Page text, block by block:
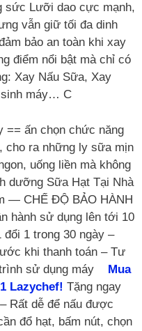
sức Lưỡi dao cực mạnh,
vẫn giữ tối đa dinh
bảo an toàn khi xay
điểm nổi bật mà chỉ có
Xay Nấu Sữa, Xay
sinh máy… C
== ấn chọn chức năng
cho ra những ly sữa mịn
uống liền mà không
dưỡng Sữa Hạt Tại Nhà
— CHẾ ĐỘ BẢO HÀNH
hành sử dụng lên tới 10
đổi 1 trong 30 ngày –
khi thanh toán – Tư
sử dụng máy
Mua
Lazychef! Tặng ngay
Rất dễ để nấu được
đổ hạt, bấm nút, chọn